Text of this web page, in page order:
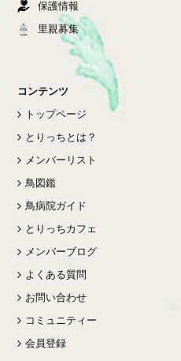
保護情報
里親募集
コンテンツ
トップページ
とりっちとは？
メンバーリスト
鳥図鑑
鳥病院ガイド
とりっちカフェ
メンバーブログ
よくある質問
お問い合わせ
コミュニティー
会員登録